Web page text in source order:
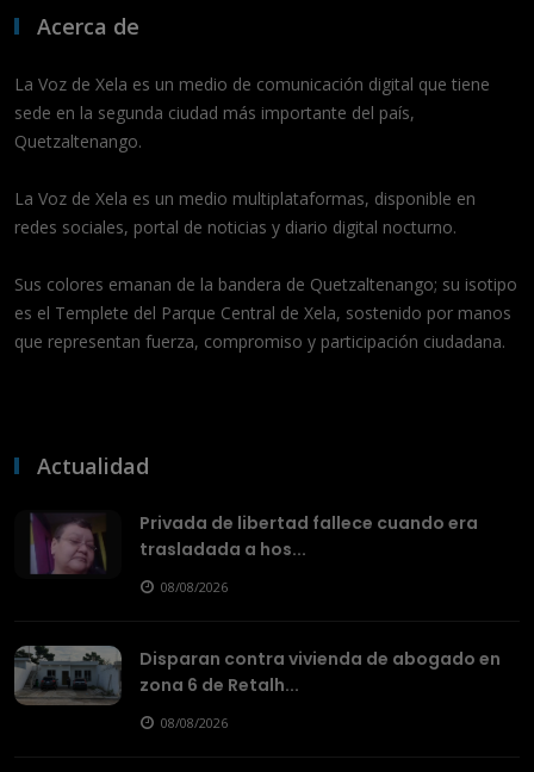
Acerca de
La Voz de Xela es un medio de comunicación digital que tiene
sede en la segunda ciudad más importante del país,
Quetzaltenango.
La Voz de Xela es un medio multiplataformas, disponible en
redes sociales, portal de noticias y diario digital nocturno.
Sus colores emanan de la bandera de Quetzaltenango; su isotipo
es el Templete del Parque Central de Xela, sostenido por manos
que representan fuerza, compromiso y participación ciudadana.
Actualidad
Privada de libertad fallece cuando era
trasladada a hos...
08/08/2026
Disparan contra vivienda de abogado en
zona 6 de Retalh...
08/08/2026